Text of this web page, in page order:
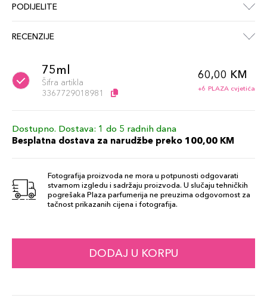
PODIJELITE
RECENZIJE
75ml
Šifra artikla
3367729018981
60,00 KM
+6 PLAZA cvjetića
Dostupno. Dostava: 1 do 5 radnih dana
Besplatna dostava za narudžbe preko 100,00 KM
Fotografija proizvoda ne mora u potpunosti odgovarati
stvarnom izgledu i sadržaju proizvoda. U slučaju tehničkih
pogrešaka Plaza parfumerija ne preuzima odgovornost za
tačnost prikazanih cijena i fotografija.
DODAJ U KORPU